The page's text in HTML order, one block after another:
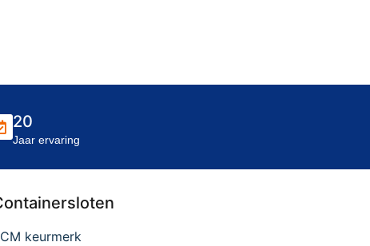
20
Jaar ervaring
keurmerk